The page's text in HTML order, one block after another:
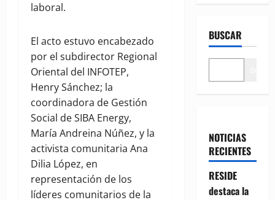
laboral.
El acto estuvo encabezado
por el subdirector Regional
Oriental del INFOTEP,
Henry Sánchez; la
coordinadora de Gestión
Social de SIBA Energy,
María Andreina Núñez, y la
activista comunitaria Ana
Dilia López, en
representación de los
líderes comunitarios de la
BUSCAR
NOTICIAS
RECIENTES
RESIDE
destaca la